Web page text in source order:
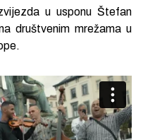
u usponu Štefan
društvenim mrežama u